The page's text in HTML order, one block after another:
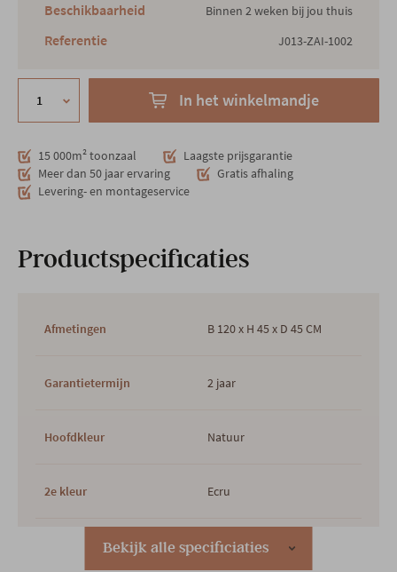
Beschikbaarheid Binnen 2 weken bij jou thuis
Referentie J013-ZAI-1002
In het winkelmandje
15 000m² toonzaal
Laagste prijsgarantie
Meer dan 50 jaar ervaring
Gratis afhaling
Levering- en montageservice
Productspecificaties
Bekijk alle specificiaties
Afmetingen B 120 x H 45 x D 45 CM
Garantietermijn 2 jaar
Hoofdkleur Natuur
2e kleur Ecru
Hoofdmateriaal Hout